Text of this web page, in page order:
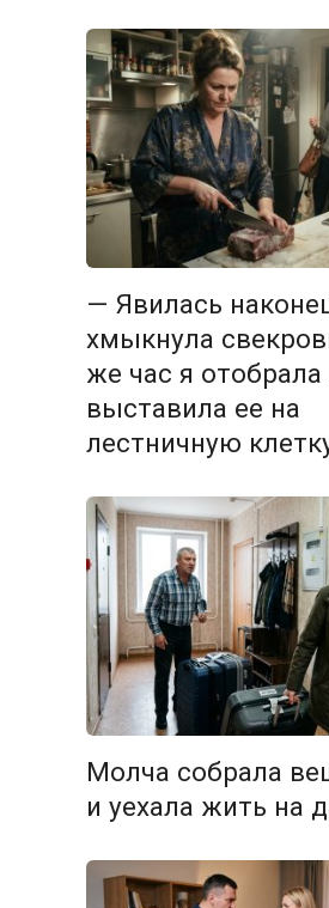
— Явилась
хмыкнула
же час я
выставила ее на
лестничную
Молча собрала
и уехала жить на